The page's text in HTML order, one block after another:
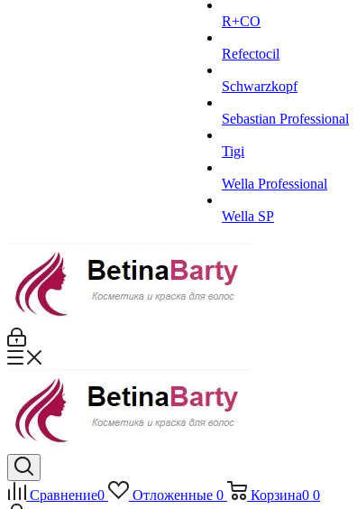
R+CO
Refectocil
Schwarzkopf
Sebastian Professional
Tigi
Wella Professional
Wella SP
Сравнение0 Отложенные 0 Корзина0 0